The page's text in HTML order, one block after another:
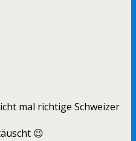
mal richtige Schweizer
😉